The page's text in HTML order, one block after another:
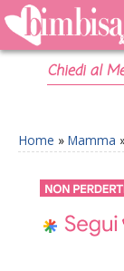
Chiedi al
Home » Mamma